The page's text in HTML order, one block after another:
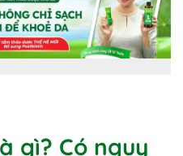
gì? Có nguy